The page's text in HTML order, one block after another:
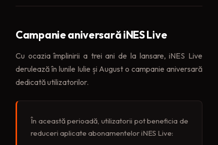
Campanie aniversară iNES Live
Cu ocazia împlinirii a trei ani de la lansare, iNES Live
derulează în lunile Iulie și August o campanie aniversară
dedicată utilizatorilor.
În această perioadă, utilizatorii pot beneficia de
reduceri aplicate abonamentelor iNES Live: